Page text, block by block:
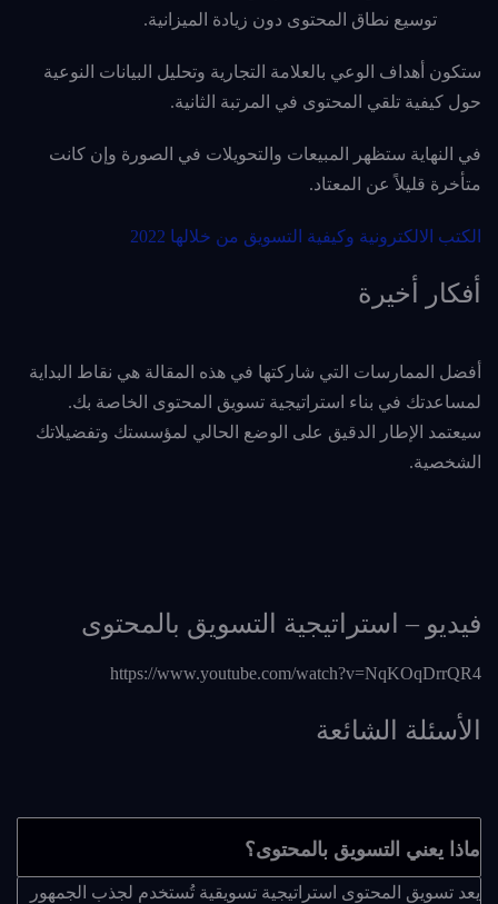
توسيع نطاق المحتوى دون زيادة الميزانية.
ستكون أهداف الوعي بالعلامة التجارية وتحليل البيانات النوعية
حول كيفية تلقي المحتوى في المرتبة الثانية.
في النهاية ستظهر المبيعات والتحويلات في الصورة وإن كانت
متأخرة قليلاً عن المعتاد.
الكتب الالكترونية وكيفية التسويق من خلالها 2022
أفكار أخيرة
أفضل الممارسات التي شاركتها في هذه المقالة هي نقاط البداية
لمساعدتك في بناء استراتيجية تسويق المحتوى الخاصة بك.
سيعتمد الإطار الدقيق على الوضع الحالي لمؤسستك وتفضيلاتك
الشخصية.
فيديو – استراتيجية التسويق بالمحتوى
https://www.youtube.com/watch?v=NqKOqDrrQR4
الأسئلة الشائعة
ماذا يعني التسويق بالمحتوى؟
يعد تسويق المحتوى استراتيجية تسويقية تُستخدم لجذب الجمهور